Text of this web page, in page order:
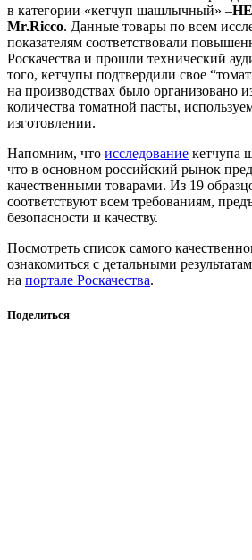
в категории «кетчуп шашлычный» –
Mr.Ricco. Данные товары по всем
показателям соответствовали
Роскачества и прошли технический
того, кетчупы подтвердили свое
на производствах было организовано
количества томатной пасты,
изготовлении.
Напомним, что исследование кетчупа
что в основном российский рынок
качественными товарами. Из 19
соответствуют всем требованиям,
безопасности и качеству.
Посмотреть список самого
ознакомиться с детальными
на портале Роскачества.
Поделиться